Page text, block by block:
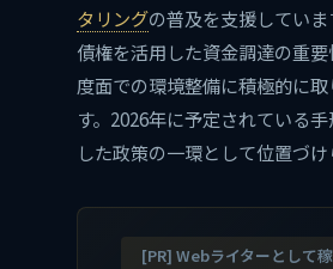
タリングの普及を支援してい
債権を活用した資金調達の重
度面での環境整備に積極的に取
す。2026年に予定されている
した政策の一環として位置づけ
[PR] Webライターとして